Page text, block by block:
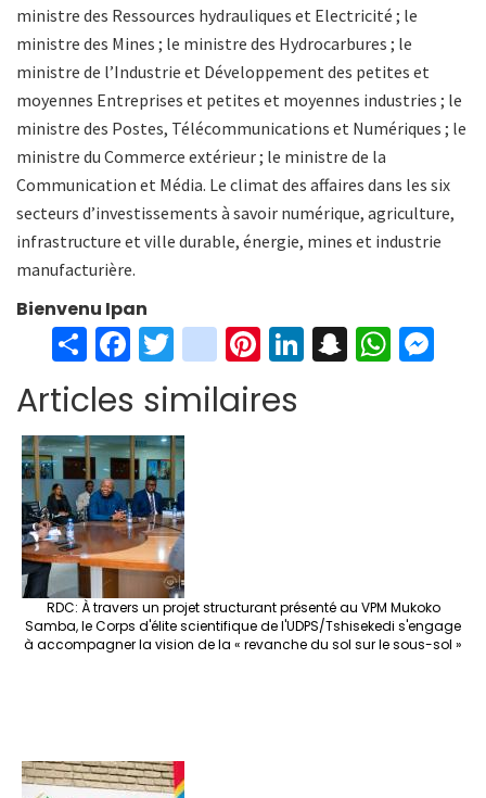
ministre des Ressources hydrauliques et Electricité ; le
ministre des Mines ; le ministre des Hydrocarbures ; le
ministre de l’Industrie et Développement des petites et
moyennes Entreprises et petites et moyennes industries ; le
ministre des Postes, Télécommunications et Numériques ; le
ministre du Commerce extérieur ; le ministre de la
Communication et Média. Le climat des affaires dans les six
secteurs d’investissements à savoir numérique, agriculture,
infrastructure et ville durable, énergie, mines et industrie
manufacturière.
Bienvenu Ipan
S
h
ar
e
Fa
ce
b
o
o
k
T
wi
tt
er
in
st
ag
Pi
er
Li S W
Articles similaires
RDC: À travers un projet structurant présenté au VPM Mukoko
Samba, le Corps d'élite scientifique de l'UDPS/Tshisekedi s'engage
à accompagner la vision de la « revanche du sol sur le sous-sol »